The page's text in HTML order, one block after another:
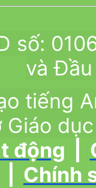
số:
và
tiếng
Giáo
động
Chính